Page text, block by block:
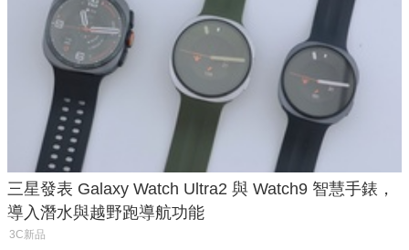
三星發表 Galaxy Watch Ultra2 與 Watch9 智慧手錶，
導入潛水與越野跑導航功能
3C新品